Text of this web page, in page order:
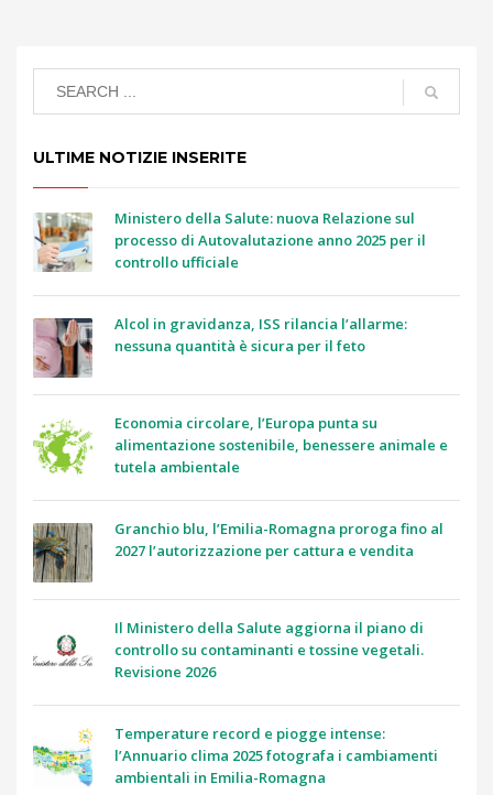
ULTIME NOTIZIE INSERITE
Ministero della Salute: nuova Relazione sul
processo di Autovalutazione anno 2025 per il
controllo ufficiale
Alcol in gravidanza, ISS rilancia l’allarme:
nessuna quantità è sicura per il feto
Economia circolare, l’Europa punta su
alimentazione sostenibile, benessere animale e
tutela ambientale
Granchio blu, l’Emilia-Romagna proroga fino al
2027 l’autorizzazione per cattura e vendita
Il Ministero della Salute aggiorna il piano di
controllo su contaminanti e tossine vegetali.
Revisione 2026
Temperature record e piogge intense:
l’Annuario clima 2025 fotografa i cambiamenti
ambientali in Emilia-Romagna